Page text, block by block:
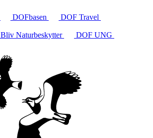
DOFbasen
DOF Travel
Bliv Naturbeskytter
DOF UNG